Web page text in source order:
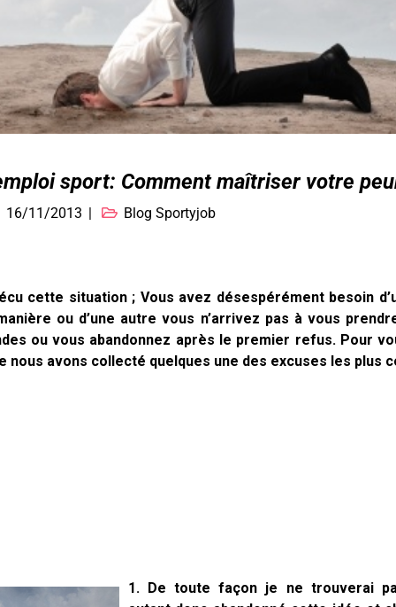
sport: Comment maîtriser votre
16/11/2013 Blog Sportyjob
cette situation ; Vous avez désespérément besoin
ou d’une autre vous n’arrivez pas à vous
ou vous abandonnez après le premier refus. Pour
nous avons collecté quelques une des excuses les plus
1. De toute façon je ne trouverai